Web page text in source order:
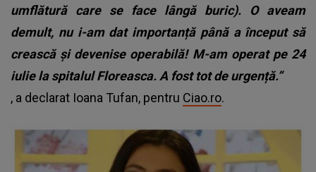
umflătură care se face lângă buric). O aveam
demult, nu i-am dat importanță până a început să
crească și devenise operabilă! M-am operat pe 24
iulie la spitalul Floreasca. A fost tot de urgență.”
, a declarat Ioana Tufan, pentru Ciao.ro.